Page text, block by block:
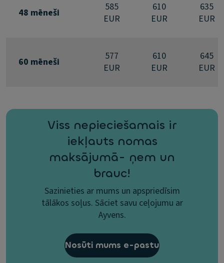
48 mēneši
585
EUR
610
EUR
635
EUR
60 mēneši
577
EUR
610
EUR
645
EUR
Viss nepieciešamais ir
iekļauts nomas
maksājumā- ņem un
brauc!
Sazinieties ar mums un apspriedīsim
tālākos soļus. Sāciet savu ceļojumu ar
Ayvens.
Nosūti mums e-pastu